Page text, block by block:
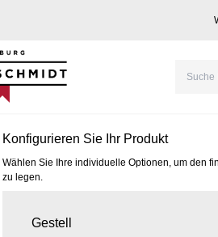
Konfigurieren Sie Ihr Produkt
Wählen Sie Ihre individuelle Optionen, um den
zu legen.
Gestell